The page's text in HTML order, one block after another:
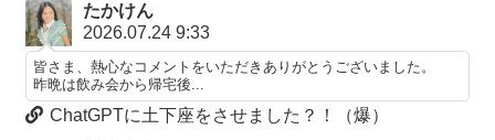
たかけん
2026.07.24 9:33
皆さま、熱心なコメントをいただきありがとうございました。
昨晩は飲み会から帰宅後...
ChatGPTに土下座をさせました？！（爆）